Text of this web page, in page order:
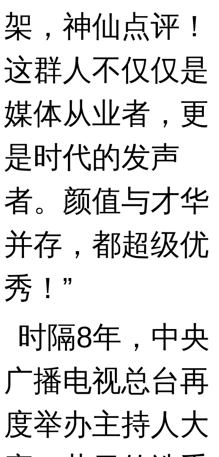
架，神仙点评！
这群人不仅仅是
媒体从业者，更
是时代的发声
者。颜值与才华
并存，都超级优
秀！”
时隔8年，中央
广播电视总台再
度举办主持人大